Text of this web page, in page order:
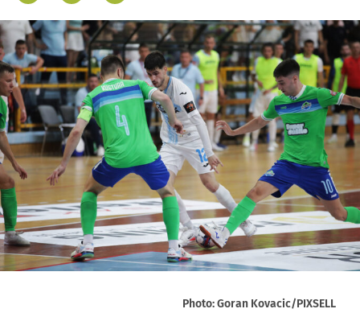
Photo: Goran Kovacic/PIXSELL